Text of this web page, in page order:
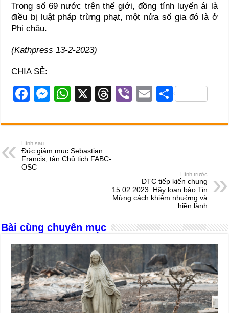
Trong số 69 nước trên thế giới, đồng tính luyến ái là
điều bị luật pháp trừng phạt, một nửa số gia đó là ở
Phi châu.
(Kathpress 13-2-2023)
CHIA SẺ:
F
c
e
b
o
M
ss
n
W
at
A
X
T
e
Vi
er
E
ail
S
ar
Hình sau
Đức giám mục Sebastian
Francis, tân Chủ tịch FABC-
OSC
Hình trước
ĐTC tiếp kiến chung
15.02.2023: Hãy loan báo Tin
Mừng cách khiêm nhường và
hiền lành
Bài cùng chuyên mục